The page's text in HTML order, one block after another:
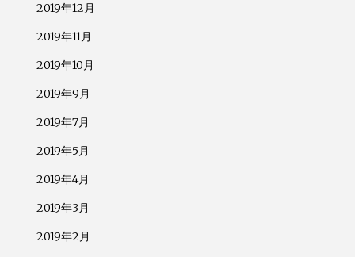
2019年12月
2019年11月
2019年10月
2019年9月
2019年7月
2019年5月
2019年4月
2019年3月
2019年2月